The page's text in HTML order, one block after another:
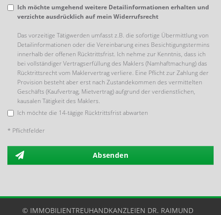
Ich möchte umgehend weitere Detailinformationen erhalten und
verzichte ausdrücklich auf mein Widerrufsrecht
Das vorzeitige Tätigwerden umfasst z.B. die sofortige Übermittlung von
Detailinformationen oder die Vereinbarung eines Besichtigungstermins
innerhalb der offenen Rücktrittsfrist. Ich nehme zur Kenntnis, dass ich
bei vollständiger Vertragserfüllung des Maklers (Namhaftmachung) das
Rücktrittsrecht vom Maklervertrag verliere. Eine Pflicht zur Zahlung der
Provision besteht aber erst nach Zustandekommen des vermittelten
Geschäfts (Kaufvertrag, Mietvertrag) aufgrund der verdienstlichen,
kausalen Tätigkeit des Maklers.
Ich möchte die 14-tägige Rücktrittsfrist abwarten
* Pflichtfelder
Absenden
© IMMOBILIENTREUHANDKANZLEIEN DR. RAIMUND